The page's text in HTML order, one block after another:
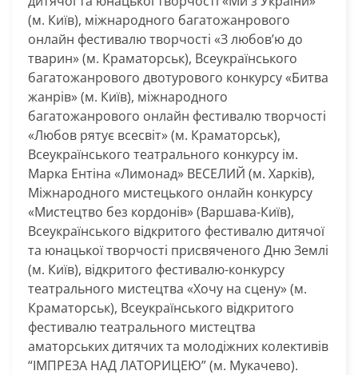
(м. Київ), міжнародного багатожанрового
онлайн фестивалю творчості «З любов’ю до
тварин» (м. Краматорськ), Всеукраїнського
багатожанрового двотурового конкурсу «Битва
жанрів» (м. Київ), міжнародного
багатожанрового онлайн фестивалю творчості
«Любов рятує всесвіт» (м. Краматорськ),
Всеукраїнського театрального конкурсу ім.
Марка Ентіна «Лимонад» ВЕСЕЛИЙ (м. Харків),
Міжнародного мистецького онлайн конкурсу
«Мистецтво без кордонів» (Варшава-Київ),
Всеукраїнського відкритого фестивалю дитячої
та юнацької творчості присвяченого Дню Землі
(м. Київ), відкритого фестивалю-конкурсу
театрального мистецтва «Хочу на сцену» (м.
Краматорськ), Всеукраїнського відкритого
фестивалю театрального мистецтва
аматорських дитячих та молодіжних колективів
“ІМПРЕЗА НАД ЛАТОРИЦЕЮ” (м. Мукачево).